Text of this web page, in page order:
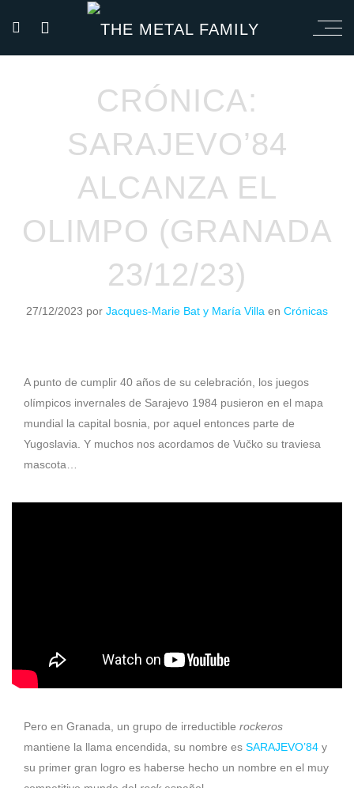
CRÓNICA:
SARAJEVO’84
ALCANZA EL
OLIMPO (GRANADA
23/12/23)
27/12/2023 por Jacques-Marie Bat y María Villa en Crónicas
A punto de cumplir 40 años de su celebración, los juegos
olímpicos invernales de Sarajevo 1984 pusieron en el mapa
mundial la capital bosnia, por aquel entonces parte de
Yugoslavia. Y muchos nos acordamos de Vučko su traviesa
mascota…
Pero en Granada, un grupo de irreductible rockeros
mantiene la llama encendida, su nombre es SARAJEVO’84 y
su primer gran logro es haberse hecho un nombre en el muy